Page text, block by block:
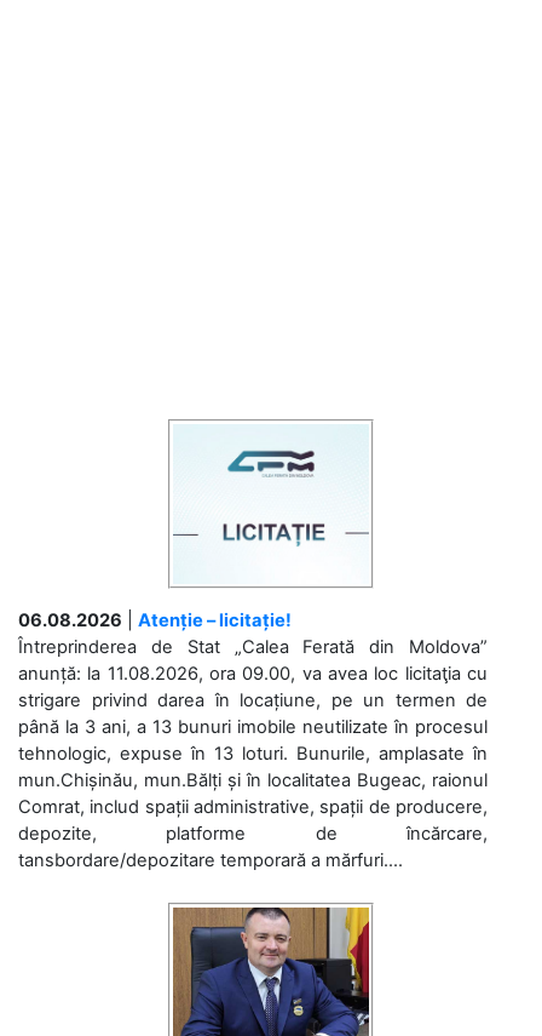
06.08.2026
Atenție – licitație!
Întreprinderea de Stat „Calea Ferată din Moldova”
anunță: la 11.08.2026, ora 09.00, va avea loc licitaţia cu
strigare privind darea în locațiune, pe un termen de
până la 3 ani, a 13 bunuri imobile neutilizate în procesul
tehnologic, expuse în 13 loturi. Bunurile, amplasate în
mun.Chișinău, mun.Bălți și în localitatea Bugeac, raionul
Comrat, includ spații administrative, spații de producere,
depozite, platforme de încărcare,
tansbordare/depozitare temporară a mărfuri....